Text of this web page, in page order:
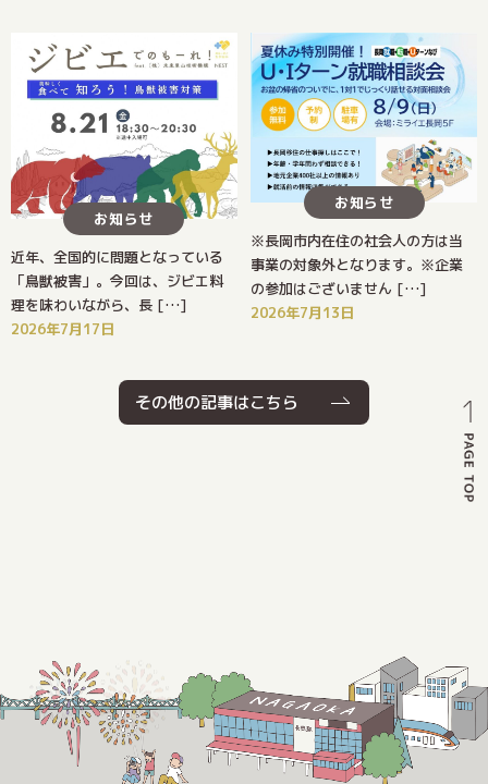
お知らせ
近年、全国的に問題となっている
「鳥獣被害」。今回は、ジビエ料
理を味わいながら、長 […]
2026年7月17日
お知らせ
※長岡市内在住の社会人の方は当
事業の対象外となります。※企業
の参加はございません […]
2026年7月13日
その他の記事はこちら